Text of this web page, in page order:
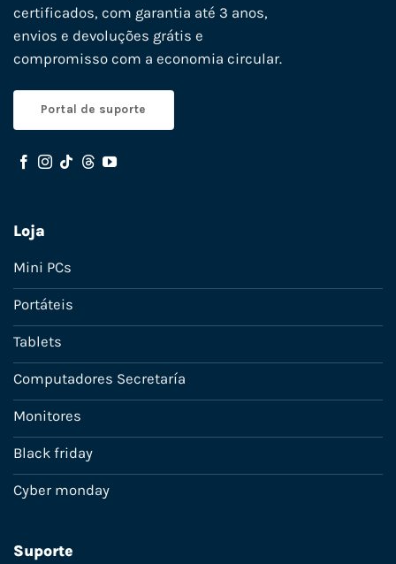
certificados, com garantia até 3 anos,
envios e devoluções grátis e
compromisso com a economia circular.
Portal de suporte
Loja
Mini PCs
Portáteis
Tablets
Computadores Secretaría
Monitores
Black friday
Cyber monday
Suporte